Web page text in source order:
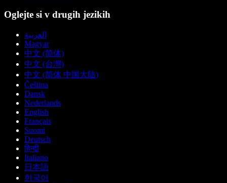
Oglejte si v drugih jezikih
العربية
Magyar
中文 (简体)
中文 (台灣)
中文 (简体 中国大陆)
Čeština
Dansk
Nederlands
English
Français
Suomi
Deutsch
हिन्दी
Italiano
日本語
한국어